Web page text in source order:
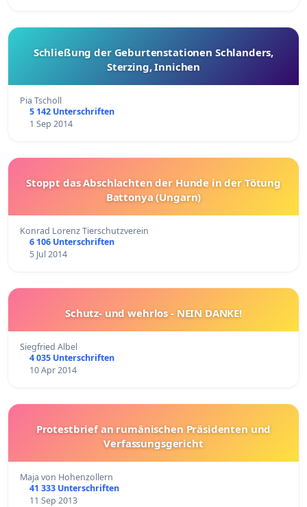
Schließung der Geburtenstationen Schlanders,
Sterzing, Innichen
Pia Tscholl
5 142 Unterschriften
1 Sep 2014
Stoppt das Abschlachten der Hunde in der Tötung
Battonya (Ungarn)
Konrad Lorenz Tierschutzverein
6 106 Unterschriften
5 Jul 2014
Schutz- und wehrlos - NEIN DANKE!
Siegfried Albel
4 035 Unterschriften
10 Apr 2014
Protestbrief an rumänischen Präsidenten und
Verfassungsgericht
Maja von Hohenzollern
41 333 Unterschriften
11 Sep 2013